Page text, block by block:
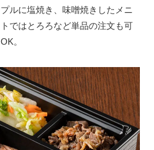
ルに塩焼き、味噌焼きしたメニ
ではとろろなど単品の注文も可
。